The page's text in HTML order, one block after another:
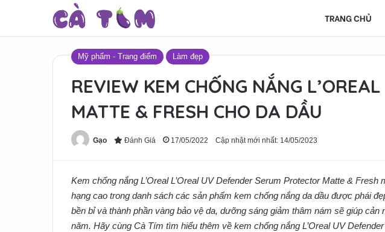
TRANG CHỦ
Mỹ phẩm - Trang điểm Làm đẹp
REVIEW KEM CHỐNG NẮNG
MATTE & FRESH CHO DA DẦU
Gạo Đánh Giá 17/05/2022 Cập nhật mới nhất: 14/05/2023
Kem chống nắng L’Oreal L’Oreal UV Defender Serum Protector Matte &
hạng cao trong danh sách các sản phẩm kem chống nắng da dầu được phái
bền bỉ và thành phần vàng bảo vệ da, dưỡng sáng giảm thâm nám sẽ giúp cản
năm. Hãy cùng Cà Tím tìm hiểu thêm về kem chống nắng L’Oreal UV